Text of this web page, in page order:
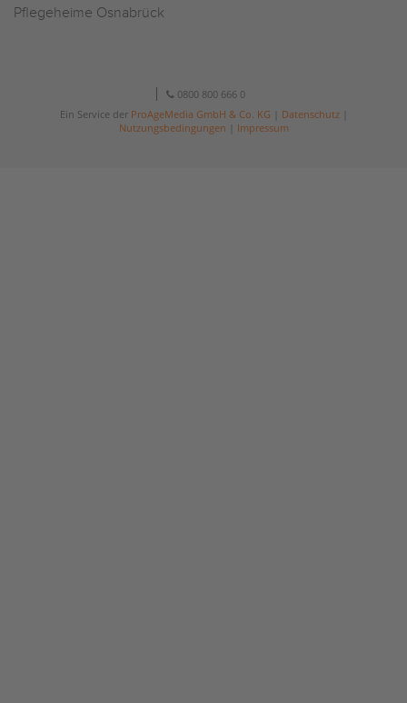
Pflegeheime Osnabrück
0800 800 666 0
Ein Service der ProAgeMedia GmbH & Co. KG Datenschutz|
Nutzungsbedingungen
Impressum